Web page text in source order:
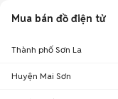
Mua bán đồ điện tử
Thành phố Sơn La
Huyện Mai Sơn